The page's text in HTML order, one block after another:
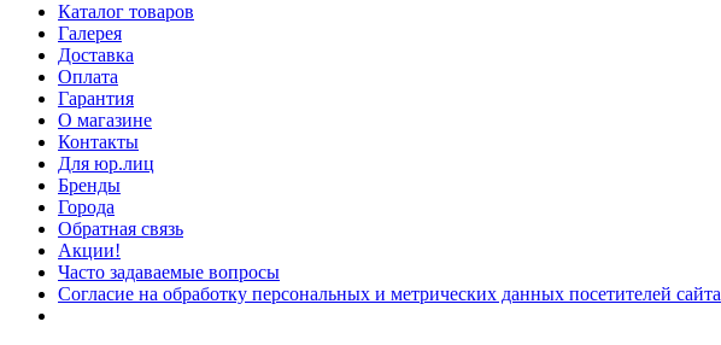
Каталог товаров
Галерея
Доставка
Оплата
Гарантия
О магазине
Контакты
Для юр.лиц
Бренды
Города
Обратная связь
Акции!
Часто задаваемые вопросы
Согласие на обработку персональных и метрических данных посетителей сайта